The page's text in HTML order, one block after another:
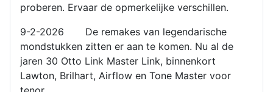
proberen. Ervaar de opmerkelijke verschillen.
9-2-2026 De remakes van legendarische
mondstukken zitten er aan te komen. Nu al de
jaren 30 Otto Link Master Link, binnenkort
Lawton, Brilhart, Airflow en Tone Master voor